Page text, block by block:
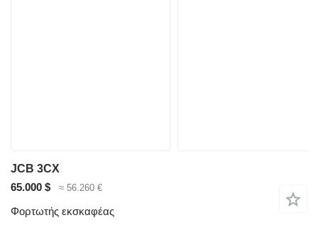
JCB 3CX
65.000 $
≈ 56.260 €
Φορτωτής εκσκαφέας